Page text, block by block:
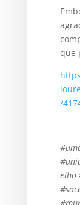
que
/
elho